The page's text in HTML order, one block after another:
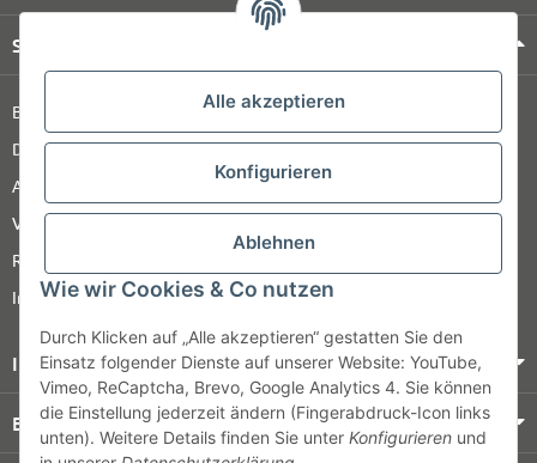
Alle akzeptieren
Konfigurieren
Ablehnen
Wie wir Cookies & Co nutzen
Durch Klicken auf „Alle akzeptieren“ gestatten Sie den
Einsatz folgender Dienste auf unserer Website: YouTube,
Vimeo, ReCaptcha, Brevo, Google Analytics 4. Sie können
die Einstellung jederzeit ändern (Fingerabdruck-Icon links
unten). Weitere Details finden Sie unter Konfigurieren und
Shop Service
Barrierefreiheitserklärung
Datenschutz
AGB
Versandinformationen
Retour
Impressum
Informationen
Bezahlung & Versand